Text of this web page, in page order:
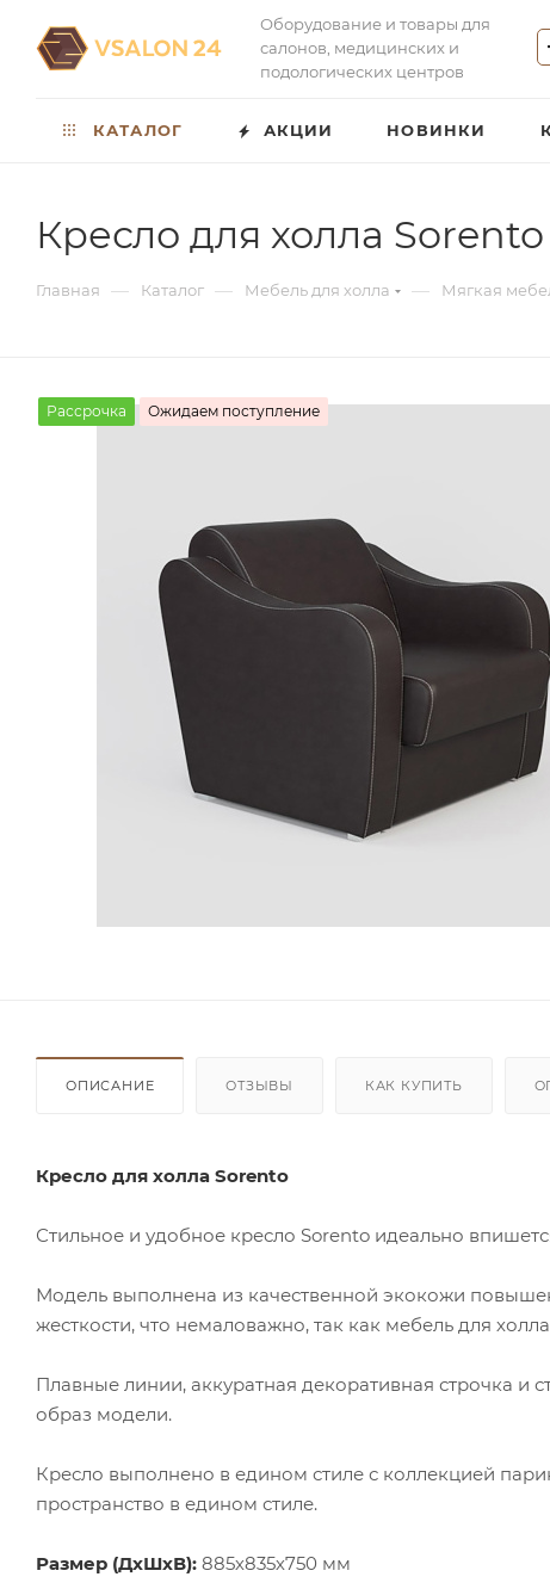
Оборудование и товары для
салонов, медицинских и
подологических центров
КАТАЛОГ АКЦИИ НОВИНКИ
Кресло для холла Sorento
Главная — Каталог — Мебель для холла — Мягкая
Рассрочка Ожидаем поступление
ОПИСАНИЕ ОТЗЫВЫ КАК КУПИТЬ
Кресло для холла Sorento
Стильное и удобное кресло Sorento идеально
Модель выполнена из качественной экокожи
жесткости, что немаловажно, так как мебель для
Плавные линии, аккуратная декоративная строчка и
образ модели.
Кресло выполнено в едином стиле с коллекцией
пространство в едином стиле.
Размер (ДхШхВ): 885х835х750 мм